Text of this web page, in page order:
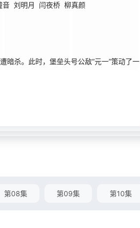
音 刘明月 闫夜桥 柳真颜
杀。此时，堡垒头号公敌“元一”策动了一
第08集 第09集 第10集